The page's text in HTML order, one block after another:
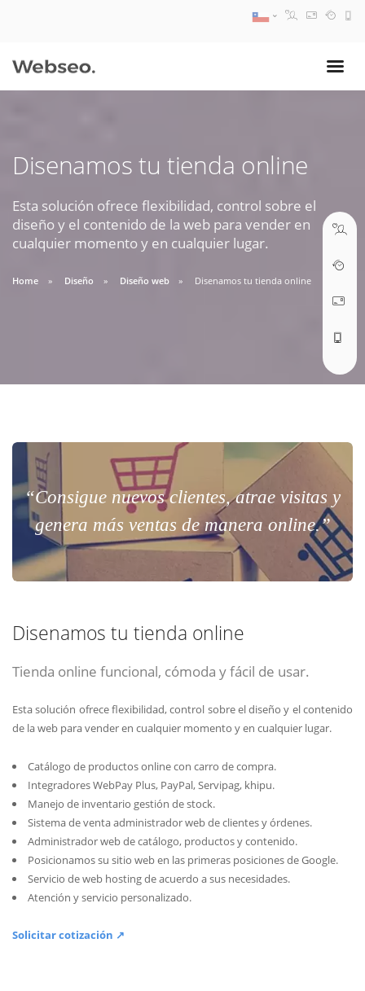
Disenamos tu tienda online
Esta solución ofrece flexibilidad, control sobre el
diseño y el contenido de la web para vender en
cualquier momento y en cualquier lugar.
Home Diseño Diseño web Disenamos tu tienda online
“Consigue nuevos clientes, atrae visitas y
genera más ventas de manera online.”
Disenamos tu tienda online
Tienda online funcional, cómoda y fácil de usar.
Esta solución ofrece flexibilidad, control sobre el diseño y el contenido
de la web para vender en cualquier momento y en cualquier lugar.
Catálogo de productos online con carro de compra.
Integradores WebPay Plus, PayPal, Servipag, khipu.
Manejo de inventario gestión de stock.
Sistema de venta administrador web de clientes y órdenes.
Administrador web de catálogo, productos y contenido.
Posicionamos su sitio web en las primeras posiciones de Google.
Servicio de web hosting de acuerdo a sus necesidades.
Atención y servicio personalizado.
Solicitar cotización ↗
09:30 AM A 18:30 PM
soporte@webseo.cl
ABRIR TICKET